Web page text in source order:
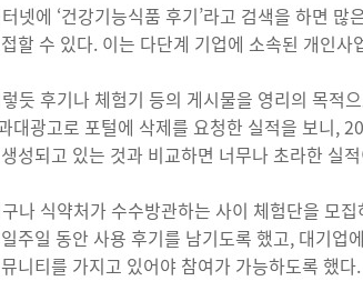
넷에 ‘건강기능식품 후기’라고 검색을 하면
할 수 있다. 이는 다단계 기업에 소속된 개인
듯 후기나 체험기 등의 게시물을 영리의 목적
대광고로 포털에 삭제를 요청한 실적을 보니,
성되고 있는 것과 비교하면 너무나 초라한 실
나 식약처가 수수방관하는 사이 체험단을 모
주일 동안 사용 후기를 남기도록 했고, 대기업
니티를 가지고 있어야 참여가 가능하도록 했다.